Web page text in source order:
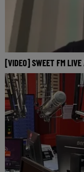
[VIDEO] SWEET FM LIVE